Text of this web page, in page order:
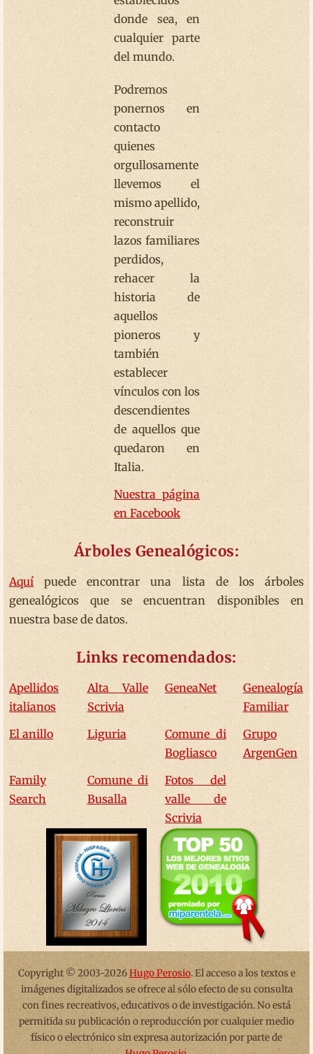
donde sea, en
cualquier parte
del mundo.
Podremos
ponernos en
contacto
quienes
orgullosamente
llevemos el
mismo apellido,
reconstruir
lazos familiares
perdidos,
rehacer la
historia de
aquellos
pioneros y
también
establecer
vínculos con los
descendientes
de aquellos que
quedaron en
Italia.
Nuestra página
en Facebook
Árboles Genealógicos:
Aquí puede encontrar una lista de los árboles
genealógicos que se encuentran disponibles en
nuestra base de datos.
Links recomendados:
Apellidos
italianos
Alta Valle
Scrivia
GeneaNet
Genealogía
Familiar
El anillo
Liguria
Comune di
Bogliasco
Grupo
ArgenGen
Family
Search
Comune di
Busalla
Fotos del
valle de
Scrivia
Copyright © 2003-2026Hugo Perosio. El acceso a los textos e
imágenes digitalizados se ofrece al sólo efecto de su consulta
con fines recreativos, educativos o de investigación. No está
permitida su publicación o reproducción por cualquier medio
físico o electrónico sin expresa autorización por parte de